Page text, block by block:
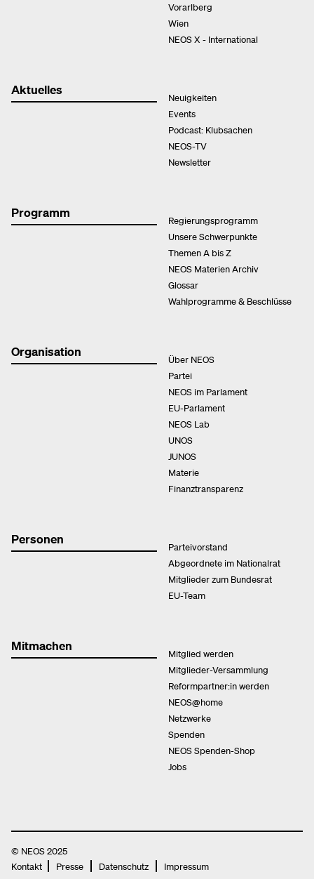
Vorarlberg
Wien
NEOS X - International
Aktuelles
Neuigkeiten
Events
Podcast: Klubsachen
NEOS-TV
Newsletter
Programm
Regierungsprogramm
Unsere Schwerpunkte
Themen A bis Z
NEOS Materien Archiv
Glossar
Wahlprogramme & Beschlüsse
Organisation
Über NEOS
Partei
NEOS im Parlament
EU-Parlament
NEOS Lab
UNOS
JUNOS
Materie
Finanztransparenz
Personen
Parteivorstand
Abgeordnete im Nationalrat
Mitglieder zum Bundesrat
EU-Team
Mitmachen
Mitglied werden
Mitglieder-Versammlung
Reformpartner:in werden
NEOS@home
Netzwerke
Spenden
NEOS Spenden-Shop
Jobs
© NEOS 2025
Kontakt
Presse Datenschutz Impressum